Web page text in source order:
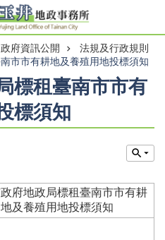
政府資訊公開
法規及行政規則
市市有耕地及養殖用地投標須知
標租臺南市市有
標須知
府地政局標租臺南市市有耕
地及養殖用地投標須知